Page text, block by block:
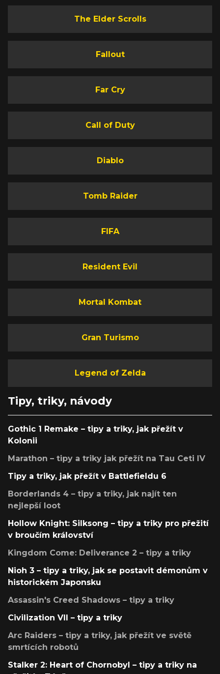
The Elder Scrolls
Fallout
Far Cry
Call of Duty
Diablo
Tomb Raider
FIFA
Resident Evil
Mortal Kombat
Gran Turismo
Legend of Zelda
Tipy, triky, návody
Gothic 1 Remake – tipy a triky, jak přežít v
Kolonii
Marathon – tipy a triky jak přežít na Tau Ceti IV
Tipy a triky, jak přežít v Battlefieldu 6
Borderlands 4 – tipy a triky, jak najít ten
nejlepší loot
Hollow Knight: Silksong – tipy a triky pro přežití
v broučím království
Kingdom Come: Deliverance 2 – tipy a triky
Nioh 3 – tipy a triky, jak se postavit démonům v
historickém Japonsku
Assassin's Creed Shadows – tipy a triky
Civilization VII – tipy a triky
Arc Raiders – tipy a triky, jak přežít ve světě
smrtících robotů
Stalker 2: Heart of Chornobyl – tipy a triky na